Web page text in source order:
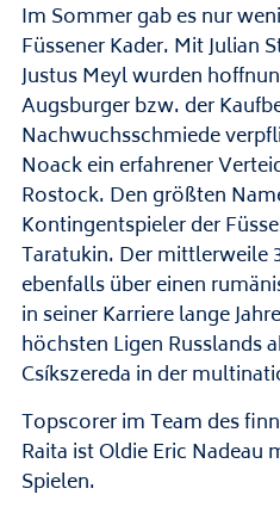
Im Sommer gab es nur
Füssener Kader. Mit Julian
Justus Meyl wurden
Augsburger bzw. der
Nachwuchsschmiede
Noack ein erfahrener
Rostock. Den größten
Kontingentspieler der
Taratukin. Der mittlerweile
ebenfalls über einen
in seiner Karriere lange
höchsten Ligen Russlands
Csíkszereda in der
Topscorer im Team des
Raita ist Oldie Eric Nadeau
Spielen.